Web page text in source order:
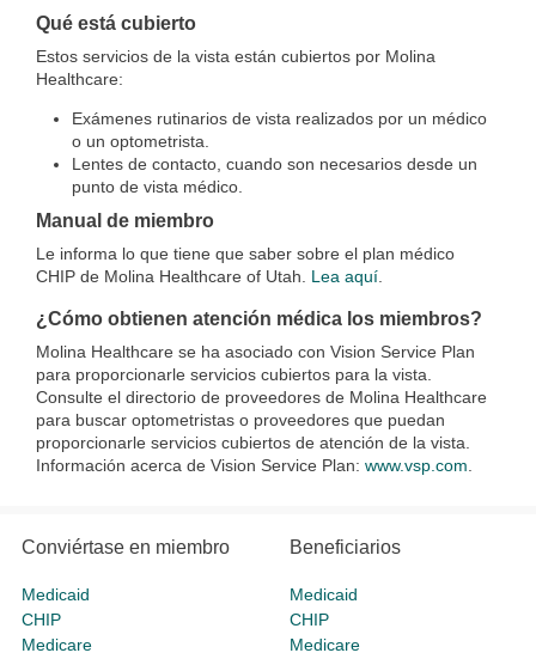
Qué está cubierto
Estos servicios de la vista están cubiertos por Molina
Healthcare:
Exámenes rutinarios de vista realizados por un médico
o un optometrista.
Lentes de contacto, cuando son necesarios desde un
punto de vista médico.
Manual de miembro
Le informa lo que tiene que saber sobre el plan médico
CHIP de Molina Healthcare of Utah. Lea aquí.
¿Cómo obtienen atención médica los miembros?
Molina Healthcare se ha asociado con Vision Service Plan
para proporcionarle servicios cubiertos para la vista.
Consulte el directorio de proveedores de Molina Healthcare
para buscar optometristas o proveedores que puedan
proporcionarle servicios cubiertos de atención de la vista.
Información acerca de Vision Service Plan: www.vsp.com.
Conviértase en miembro
Medicaid
CHIP
Medicare
Beneficiarios
Medicaid
CHIP
Medicare